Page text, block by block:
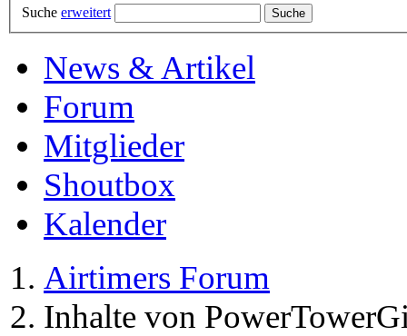
Suche erweitert
News & Artikel
Forum
Mitglieder
Shoutbox
Kalender
Airtimers Forum
Inhalte von